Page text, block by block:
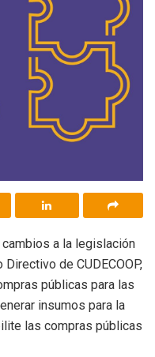
a la legislación
de CUDECOOP,
públicas para las
insumos para la
las compras públicas